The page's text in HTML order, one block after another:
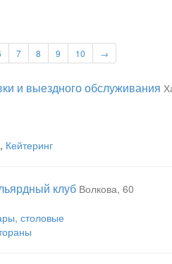
7 8 9 10 →
и выездного обслуживания
, Кейтеринг
клуб Волкова, 60
столовые